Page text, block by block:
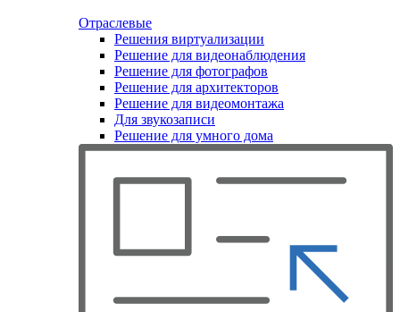
Отраслевые
Решения виртуализации
Решение для видеонаблюдения
Решение для фотографов
Решение для архитекторов
Решение для видеомонтажа
Для звукозаписи
Решение для умного дома